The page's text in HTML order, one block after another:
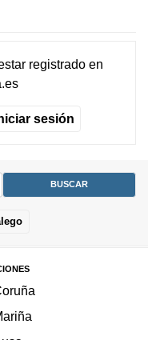
registradoen
sesión